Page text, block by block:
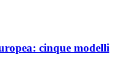
cinque modelli